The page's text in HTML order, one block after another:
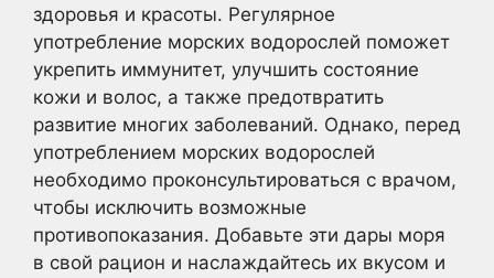
здоровья и красоты. Регулярное
употребление морских водорослей поможет
укрепить иммунитет, улучшить состояние
кожи и волос, а также предотвратить
развитие многих заболеваний. Однако, перед
употреблением морских водорослей
необходимо проконсультироваться с врачом,
чтобы исключить возможные
противопоказания. Добавьте эти дары моря
в свой рацион и наслаждайтесь их вкусом и